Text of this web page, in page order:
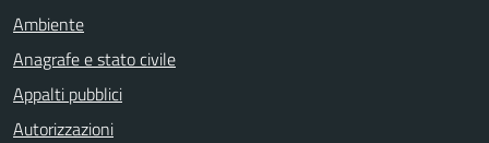
Ambiente
Anagrafe e stato civile
Appalti pubblici
Autorizzazioni